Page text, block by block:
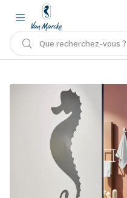
Que recherchez-vous ?